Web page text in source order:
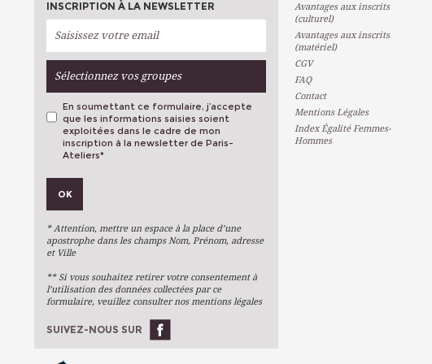
INSCRIPTION À LA NEWSLETTER
Sélectionnez vos groupes
Métiers D'art
Arts Du Texte
Stages Ponctuels
Ateliers À L'année
OK
En soumettant ce formulaire, j’accepte
que les informations saisies soient
exploitées dans le cadre de mon
inscription à la newsletter de Paris-
Ateliers*
OK
* Attention, mettre un espace à la place d’une
apostrophe dans les champs Nom, Prénom, adresse
et Ville
** Si vous souhaitez retirer votre consentement à
l’utilisation des données collectées par ce
formulaire, veuillez consulter nos mentions légales
SUIVEZ-NOUS SUR
Avantages aux inscrits
(culturel)
Avantages aux inscrits
(matériel)
CGV
FAQ
Contact
Mentions Légales
Index Égalité Femmes-
Hommes